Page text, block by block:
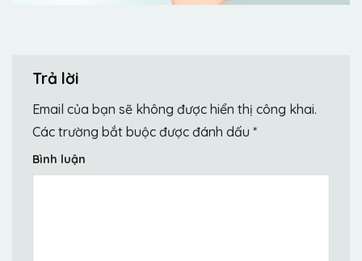
Trả lời
Email của bạn sẽ không được hiển thị công khai.
Các trường bắt buộc được đánh dấu *
Bình luận